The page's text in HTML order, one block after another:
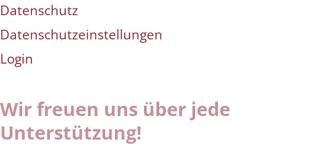
Datenschutz
Datenschutzeinstellungen
Login
Wir freuen uns über jede
Unterstützung!